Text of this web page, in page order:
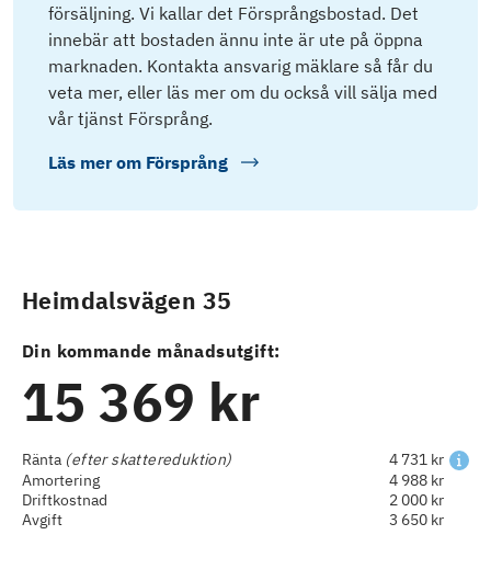
försäljning. Vi kallar det Försprångsbostad. Det
innebär att bostaden ännu inte är ute på öppna
marknaden. Kontakta ansvarig mäklare så får du
veta mer, eller läs mer om du också vill sälja med
vår tjänst Försprång.
Läs mer om Försprång
Heimdalsvägen 35
Din kommande månadsutgift:
15 369 kr
Ränta (efter skattereduktion)
4 731 kr
Amortering
4 988 kr
Driftkostnad
2 000 kr
Avgift
3 650 kr